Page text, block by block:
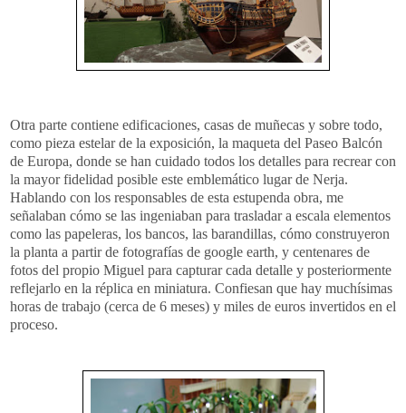
Otra parte contiene edificaciones, casas de muñecas y sobre todo,
como pieza estelar de la exposición, la maqueta del Paseo Balcón
de Europa, donde se han cuidado todos los detalles para recrear con
la mayor fidelidad posible este emblemático lugar de Nerja.
Hablando con los responsables de esta estupenda obra, me
señalaban cómo se las ingeniaban para trasladar a escala elementos
como las papeleras, los bancos, las barandillas, cómo construyeron
la planta a partir de fotografías de google earth, y centenares de
fotos del propio Miguel para capturar cada detalle y posteriormente
reflejarlo en la réplica en miniatura. Confiesan que hay muchísimas
horas de trabajo (cerca de 6 meses) y miles de euros invertidos en el
proceso.